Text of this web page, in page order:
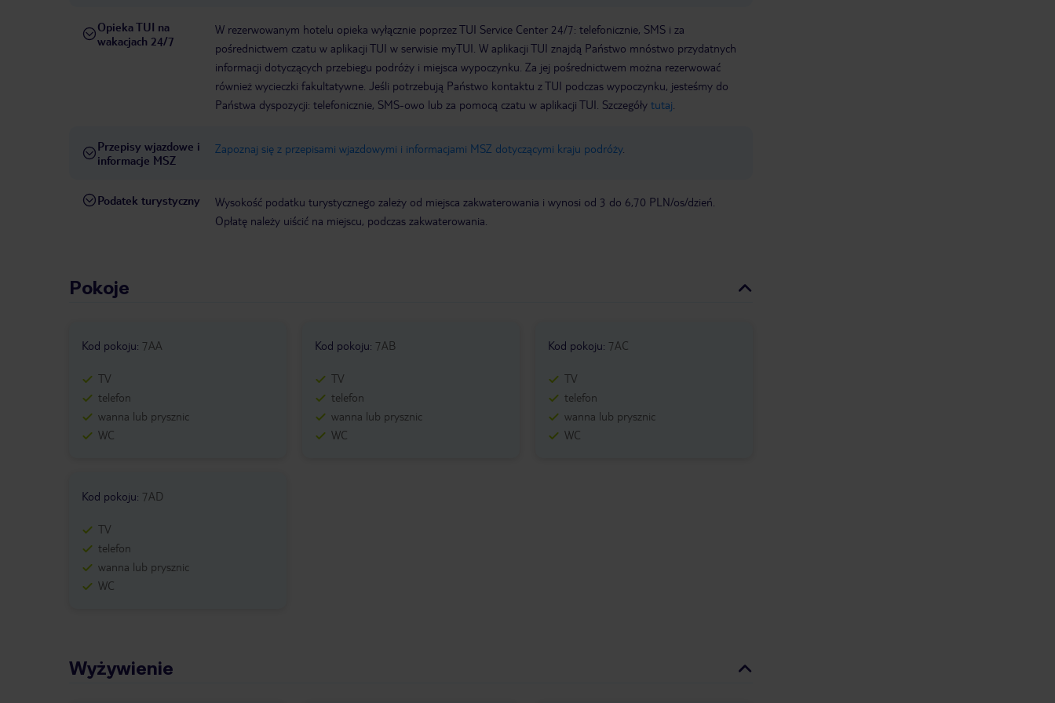
Opieka TUI na
wakacjach 24/7
W rezerwowanym hotelu opieka wyłącznie poprzez TUI Service Center 24/7: telefonicznie, SMS i za
pośrednictwem czatu w aplikacji TUI w serwisie myTUI. W aplikacji TUI znajdą Państwo mnóstwo przydatnych
informacji dotyczących przebiegu podróży i miejsca wypoczynku. Za jej pośrednictwem można rezerwować
również wycieczki fakultatywne. Jeśli potrzebują Państwo kontaktu z TUI podczas wypoczynku, jesteśmy do
Państwa dyspozycji: telefonicznie, SMS-owo lub za pomocą czatu w aplikacji TUI. Szczegóły tutaj
Przepisy wjazdowe i
informacje MSZ
Zapoznaj się z przepisami wjazdowymi i informacjami MSZ dotyczącymi kraju podróży.
Podatek turystyczny
Wysokość podatku turystycznego zależy od miejsca zakwaterowania i wynosi od 3 do 6,70 PLN/os/dzień.
Opłatę należy uiścić na miejscu, podczas zakwaterowania.
Pokoje
Kod pokoju: 7AA
TV
telefon
wanna lub prysznic
WC
Kod pokoju: 7AB
TV
telefon
wanna lub prysznic
WC
Kod pokoju: 7AC
TV
telefon
wanna lub prysznic
WC
Kod pokoju: 7AD
TV
telefon
wanna lub prysznic
WC
Wyżywienie